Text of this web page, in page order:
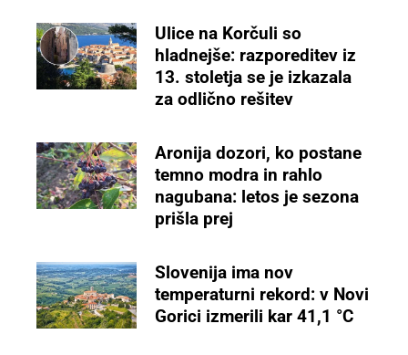
Ulice na Korčuli so
hladnejše: razporeditev iz
13. stoletja se je izkazala
za odlično rešitev
Aronija dozori, ko postane
temno modra in rahlo
nagubana: letos je sezona
prišla prej
Slovenija ima nov
temperaturni rekord: v Novi
Gorici izmerili kar 41,1 °C